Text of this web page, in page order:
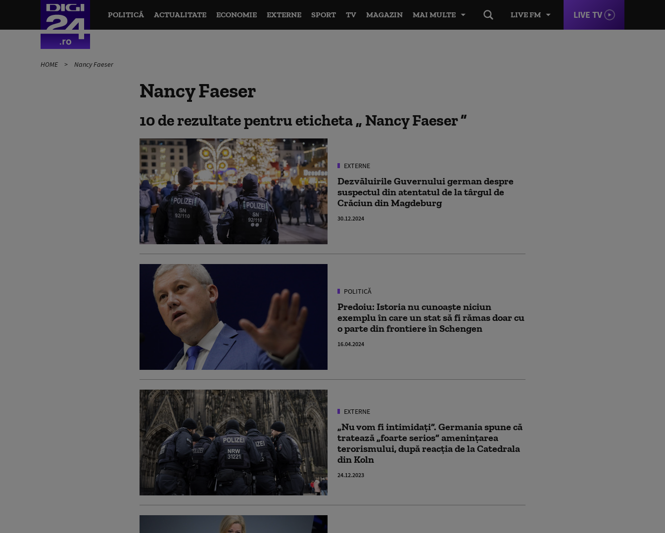
LIVE FM LIVE TV
POLITICĂ ACTUALITATE ECONOMIE EXTERNE SPORT TV MAGAZIN MAI MULTE
HOME Nancy Faeser
Nancy Faeser
10 de rezultate pentru eticheta Nancy Faeser
EXTERNE
Dezvăluirile Guvernului german despre
suspectul din atentatul de la târgul de
Crăciun din Magdeburg
30.12.2024
POLITICĂ
Predoiu: Istoria nu cunoaşte niciun
exemplu în care un stat să fi rămas doar cu
o parte din frontiere în Schengen
16.04.2024
EXTERNE
„Nu vom fi intimidați”. Germania spune că
tratează „foarte serios” amenințarea
terorismului, după reacția de la Catedrala
din Koln
24.12.2023